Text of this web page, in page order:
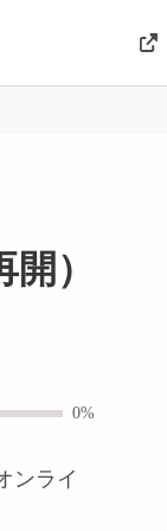
）
0%
ンライ